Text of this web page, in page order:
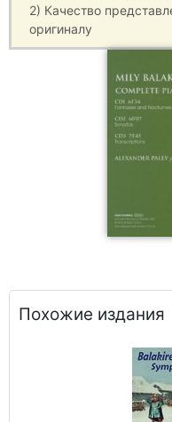
2) Качество
оригиналу
Похожие издания